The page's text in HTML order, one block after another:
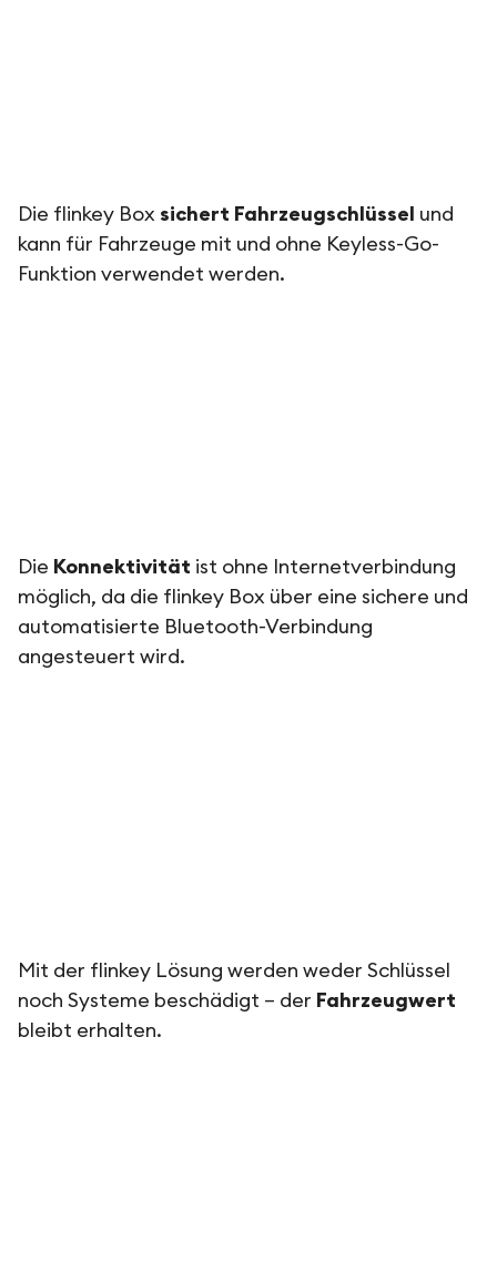
Die flinkey Box sichert Fahrzeugschlüssel und
kann für Fahrzeuge mit und ohne Keyless-Go-
Funktion verwendet werden.
Die Konnektivität ist ohne Internetverbindung
möglich, da die flinkey Box über eine sichere und
automatisierte Bluetooth-Verbindung
angesteuert wird.
Mit der flinkey Lösung werden weder Schlüssel
noch Systeme beschädigt – der Fahrzeugwert
bleibt erhalten.